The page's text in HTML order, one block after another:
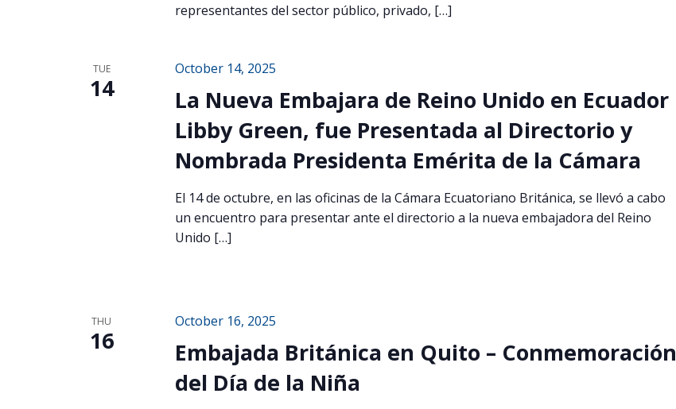
representantes del sector público, privado, […]
TUE
14
October 14, 2025
La Nueva Embajara de Reino Unido en Ecuador
Libby Green, fue Presentada al Directorio y
Nombrada Presidenta Emérita de la Cámara
El 14 de octubre, en las oficinas de la Cámara Ecuatoriano Británica, se llevó a cabo
un encuentro para presentar ante el directorio a la nueva embajadora del Reino
Unido […]
THU
16
October 16, 2025
Embajada Británica en Quito – Conmemoración
del Día de la Niña